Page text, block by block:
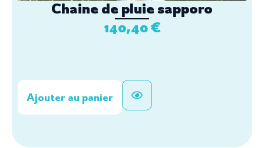
Chaine de pluie sapporo
140,40€
Ajouter au panier